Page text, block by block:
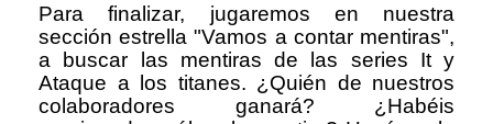
Para finalizar, jugaremos en nuestra
sección estrella "Vamos a contar mentiras",
a buscar las mentiras de las series It y
Ataque a los titanes. ¿Quién de nuestros
colaboradores ganará? ¿Habéis